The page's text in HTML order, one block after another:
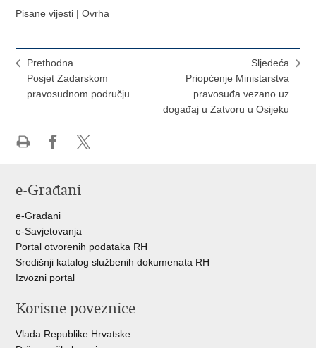
Pisane vijesti |Ovrha
Prethodna
Posjet Zadarskom
pravosudnom području
Sljedeća
Priopćenje Ministarstva
pravosuđa vezano uz
događaj u Zatvoru u Osijeku
FacebookuTwitteru
e-Građani
e-Građani
e-Savjetovanja
Portal otvorenih podataka RH
Središnji katalog službenih dokumenata RH
Izvozni portal
Korisne poveznice
Vlada Republike Hrvatske